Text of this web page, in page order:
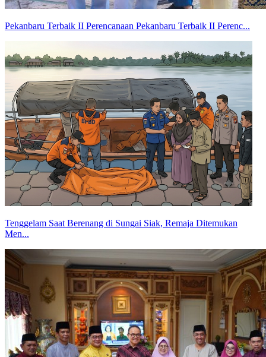
Pekanbaru Terbaik II Perencanaan Pekanbaru Terbaik II Perenc...
Tenggelam Saat Berenang di Sungai Siak, Remaja Ditemukan
Men...